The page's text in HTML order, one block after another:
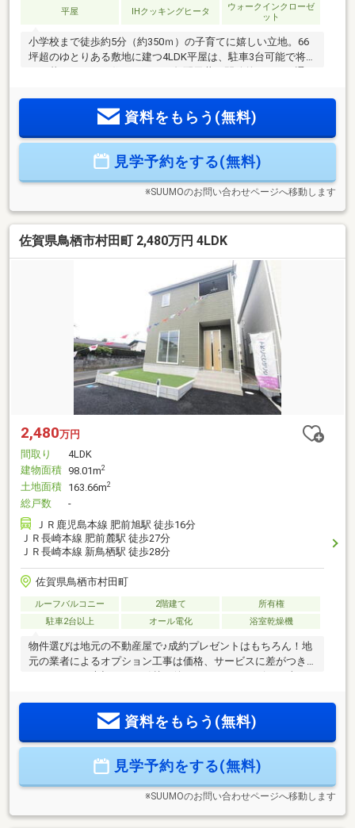
平屋 IHクッキングヒータ
ウォークインクローゼ
ット
小学校まで徒歩約5分（約350ｍ）の子育てに嬉しい立地。66
坪超のゆとりある敷地に建つ4LDK平屋は、駐車3台可能で将来
リー、ウォークインクローゼットなど家事動線にもこだわり
ました。水まわりはタカラスタンダード製、オール電化・断
資料をもらう(無料)
見学予約をする(無料)
※SUUMOのお問い合わせページへ移動します
佐賀県鳥栖市村田町 2,480万円 4LDK
2,480万円
間取り
4LDK
建物面積 98.01m2
土地面積 163.66m2
総戸数
-
ＪＲ鹿児島本線 肥前旭駅 徒歩16分
ＪＲ長崎本線 肥前麓駅 徒歩27分
ＪＲ長崎本線 新鳥栖駅 徒歩28分
佐賀県鳥栖市村田町
ルーフバルコニー 2階建て
所有権
駐車2台以上
オール電化 浴室乾燥機
物件選びは地元の不動産屋で♪成約プレゼントはもちろん！地
元の業者によるオプション工事は価格、サービスに差がつき
資料をもらう(無料)
見学予約をする(無料)
※SUUMOのお問い合わせページへ移動します